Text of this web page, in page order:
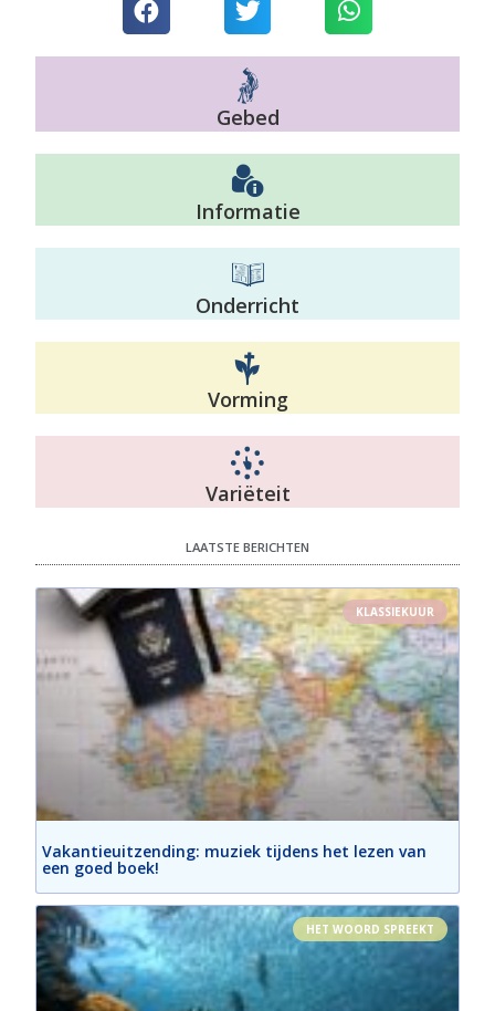
Gebed
Informatie
Onderricht
Vorming
Variëteit
LAATSTE BERICHTEN
KLASSIEKUUR
Vakantieuitzending: muziek tijdens het lezen van
een goed boek!
HET WOORD SPREEKT